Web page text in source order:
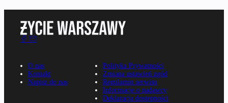
O nas
Kontakt
Napisz do nas
Polityka Prywatności
Zmiana ustawień zgód
Regulamin serwisu
Informacje o nadawcy
Deklaracja dostępności